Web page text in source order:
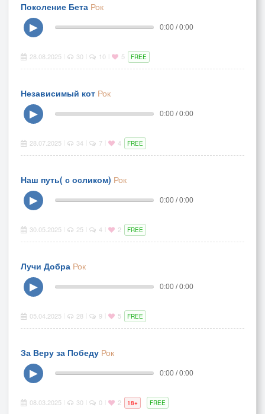
Поколение Бета Рок
▶
0:00 / 0:00
28.08.2025 30 10 5 FREE
Независимый кот Рок
▶
0:00 / 0:00
28.07.2025 34 7 4 FREE
Наш путь( с осликом) Рок
▶
0:00 / 0:00
30.05.2025 25 4 2 FREE
Лучи Добра Рок
▶
0:00 / 0:00
05.04.2025 28 9 5 FREE
За Веру за Победу Рок
▶
0:00 / 0:00
08.03.2025 30 0 2 18+ FREE